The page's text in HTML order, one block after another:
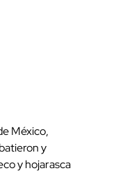
México,
y
y hojarasca